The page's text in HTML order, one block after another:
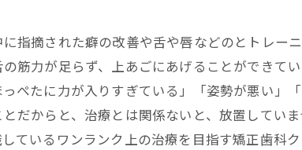
ク解説
ント
慣とは
やすい状態。虫歯にならないようケアを丁寧に
活の工夫
指摘された癖の改善や舌や唇などのとトレー
筋力が足らず、上あごにあげることができて
ぺたに力が入りすぎている」「姿勢が悪い」
だからと、治療とは関係ないと、放置してい
いるワンランク上の治療を目指す矯正歯科ク